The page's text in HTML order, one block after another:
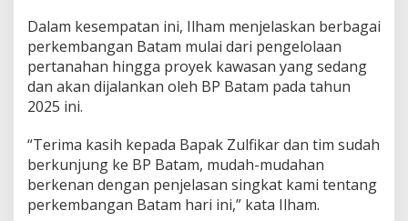
n
,
d
a
n
p
t
a
K
a
Dalam kesempatan ini, Ilham menjelaskan berbagai
perkembangan Batam mulai dari pengelolaan
pertanahan hingga proyek kawasan yang sedang
dan akan dijalankan oleh BP Batam pada tahun
2025 ini.
“Terima kasih kepada Bapak Zulfikar dan tim sudah
berkunjung ke BP Batam, mudah-mudahan
berkenan dengan penjelasan singkat kami tentang
perkembangan Batam hari ini,” kata Ilham.